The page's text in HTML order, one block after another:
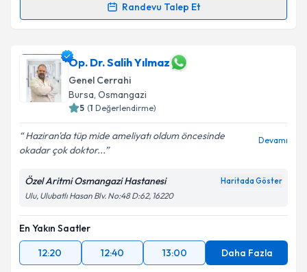
Randevu Talep Et
takvim hazırlandığında e-posta ile bilgilendireceğiz.
E-posta Adresiniz
Kişisel verilerimin işlenmesine ilişkin
kapsamda işlenmesini kabul ediyorum.
Op. Dr. Salih Yılmaz
Genel Cerrahi
Bursa, Osmangazi
5 (1 Değerlendirme)
Haziran'da tüp mide ameliyatı oldum öncesinde
okadar çok doktor...
Devamı
Özel Aritmi Osmangazi Hastanesi Haritada Göster
Ulu, Ulubatlı Hasan Blv. No:48 D:62, 16220
En Yakın Saatler
12:20
12:40 13:00 Daha Fazla